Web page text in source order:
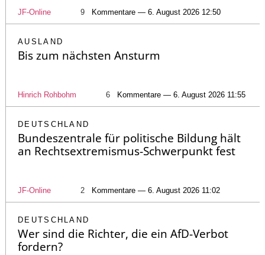
JF-Online 9 Kommentare — 6. August 2026 12:50
AUSLAND
Bis zum nächsten Ansturm
Hinrich Rohbohm 6 Kommentare — 6. August 2026 11:55
DEUTSCHLAND
Bundeszentrale für politische Bildung hält
an Rechtsextremismus-Schwerpunkt fest
JF-Online 2 Kommentare — 6. August 2026 11:02
DEUTSCHLAND
Wer sind die Richter, die ein AfD-Verbot
fordern?